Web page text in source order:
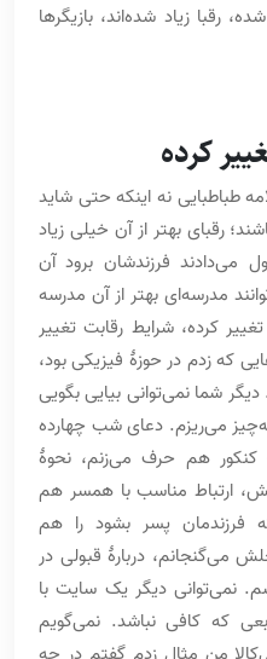
رقبا زیاد شده‌اند، بازیگرها
کرده
طباطبایی نه اینکه حتی شاید
رقبای بهتر از آن خیلی زیاد
می‌دادند فرزندشان برود آن
مدرسه‌ای بهتر از آن مدرسه
کرده، شرایط رقابت تغییر
که زدم در حوزۀ فیزیکی بود،
شما نمی‌توانی بیایی بگویی
می‌ریزم. دعای شب چهارده
کنکور هم حرف می‌زنم، نحوۀ
ارتباط مناسب با همسر هم
فرزندمان پسر بشود را هم
می‌گنجانم، دربارۀ قبولی در
نمی‌توانی دیگر یک سایت با
که کافی نباشد. نمی‌گویم